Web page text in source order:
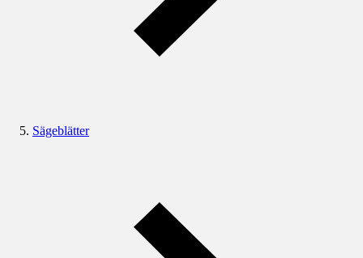
Sägeblätter